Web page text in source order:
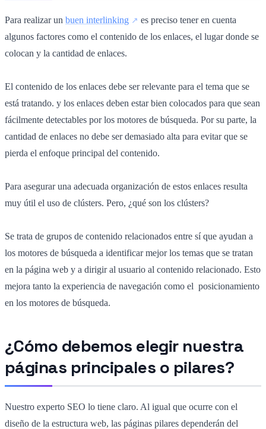
Para realizar un buen interlinking
es preciso tener en cuenta
algunos factores como el contenido de los enlaces, el lugar donde se
colocan y la cantidad de enlaces.
El contenido de los enlaces debe ser relevante para el tema que se
está tratando. y los enlaces deben estar bien colocados para que sean
fácilmente detectables por los motores de búsqueda. Por su parte, la
cantidad de enlaces no debe ser demasiado alta para evitar que se
pierda el enfoque principal del contenido.
Para asegurar una adecuada organización de estos enlaces resulta
muy útil el uso de clústers. Pero, ¿qué son los clústers?
Se trata de grupos de contenido relacionados entre sí que ayudan a
los motores de búsqueda a identificar mejor los temas que se tratan
en la página web y a dirigir al usuario al contenido relacionado. Esto
mejora tanto la experiencia de navegación como el posicionamiento
en los motores de búsqueda.
¿Cómo debemos elegir nuestra
páginas principales o pilares?
Nuestro experto SEO lo tiene claro. Al igual que ocurre con el
diseño de la estructura web, las páginas pilares dependerán del